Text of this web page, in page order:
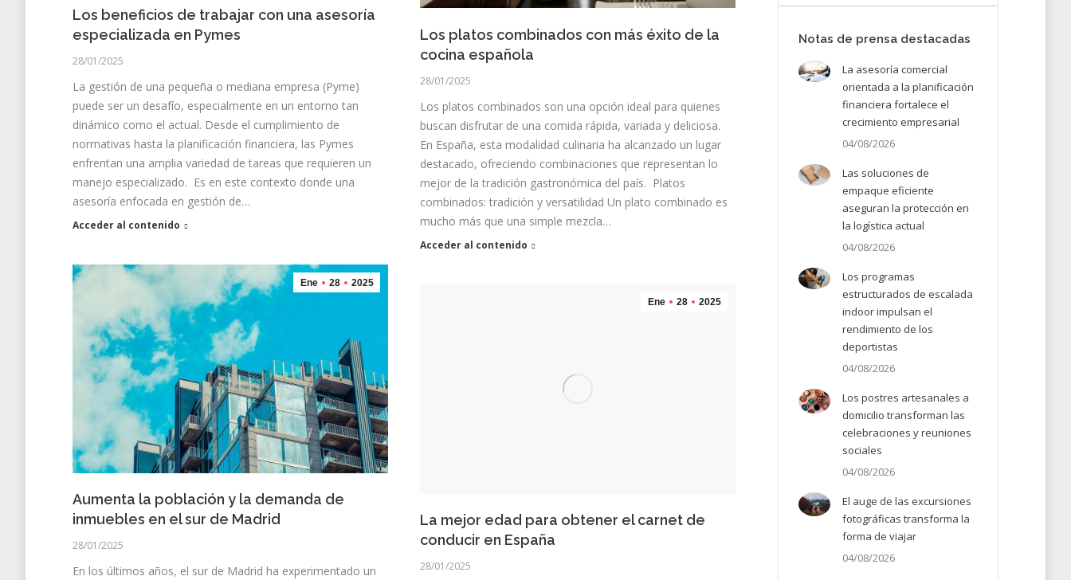
Los platos combinados con más éxito de la
cocina española
28/01/2025
Los platos combinados son una opción ideal para quienes
buscan disfrutar de una comida rápida, variada y deliciosa.
En España, esta modalidad culinaria ha alcanzado un lugar
destacado, ofreciendo combinaciones que representan lo
mejor de la tradición gastronómica del país. Platos
combinados: tradición y versatilidad Un plato combinado es
mucho más que una simple mezcla…
Acceder al contenido
Los beneficios de trabajar con una asesoría
especializada en Pymes
28/01/2025
La gestión de una pequeña o mediana empresa (Pyme)
puede ser un desafío, especialmente en un entorno tan
dinámico como el actual. Desde el cumplimiento de
normativas hasta la planificación financiera, las Pymes
enfrentan una amplia variedad de tareas que requieren un
manejo especializado. Es en este contexto donde una
asesoría enfocada en gestión de…
Acceder al contenido
Ene 28 2025
Aumenta la población y la demanda de
inmuebles en el sur de Madrid
28/01/2025
En los últimos años, el sur de Madrid ha experimentado un
Ene 28 2025
La mejor edad para obtener el carnet de
conducir en España
28/01/2025
Notas de prensa destacadas
La asesoría comercial
orientada a la planificación
financiera fortalece el
crecimiento empresarial
04/08/2026
Las soluciones de
empaque eficiente
aseguran la protección en
la logística actual
04/08/2026
Los programas
estructurados de escalada
indoor impulsan el
rendimiento de los
deportistas
04/08/2026
Los postres artesanales a
domicilio transforman las
celebraciones y reuniones
sociales
04/08/2026
El auge de las excursiones
fotográficas transforma la
forma de viajar
04/08/2026